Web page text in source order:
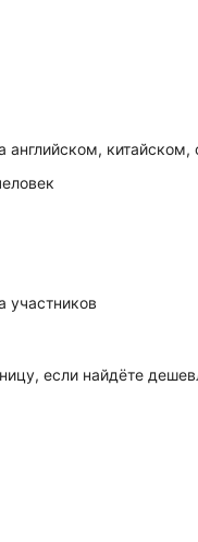
участников
если найдёте